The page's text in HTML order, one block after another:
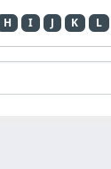
H I J K L